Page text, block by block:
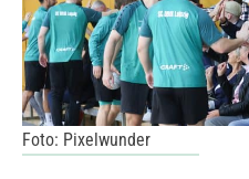
Foto: Pixelwunder